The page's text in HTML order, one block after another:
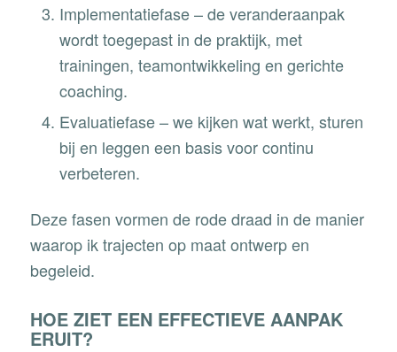
Implementatiefase– de veranderaanpak
wordt toegepast in de praktijk, met
trainingen, teamontwikkeling en gerichte
coaching.
Evaluatiefase– we kijken wat werkt, sturen
bij en leggen een basis voor continu
verbeteren.
Deze fasen vormen de rode draad in de manier
waarop ik trajecten op maat ontwerp en
begeleid.
HOE ZIET EEN EFFECTIEVE AANPAK
ERUIT?